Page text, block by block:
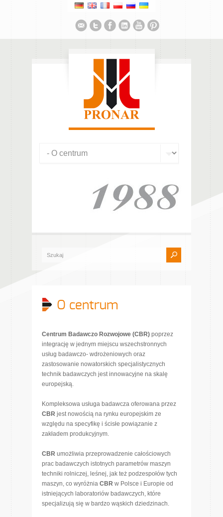
O centrum
Centrum Badawczo Rozwojowe (CBR) poprzez
integrację w jednym miejscu wszechstronnych
usług badawczo- wdrożeniowych oraz
zastosowanie nowatorskich specjalistycznych
technik badawczych jest innowacyjne na skalę
europejską.
Kompleksowa usługa badawcza oferowana przez
CBR jest nowością na rynku europejskim ze
względu na specyfikę i ścisłe powiązanie z
zakładem produkcyjnym.
CBR umożliwia przeprowadzenie całościowych
prac badawczych istotnych parametrów maszyn
techniki rolniczej, leśnej, jak też podzespołów tych
maszyn, co wyróżnia CBR w Polsce i Europie od
istniejących laboratoriów badawczych, które
specjalizują się w bardzo wąskich dziedzinach.